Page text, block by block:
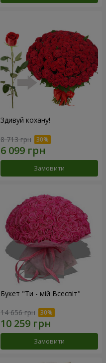
Здивуй кохану!
8 713 грн
Замовити
Букет "Ти - мій Всесвіт"
14 656 грн
Замовити